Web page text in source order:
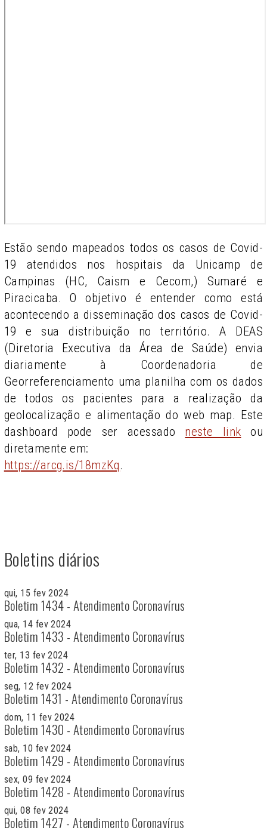
Estão sendo mapeados todos os casos de Covid-
19 atendidos nos hospitais da Unicamp de
Campinas (HC, Caism e Cecom,) Sumaré e
Piracicaba. O objetivo é entender como está
acontecendo a disseminação dos casos de Covid-
19 e sua distribuição no território. A DEAS
(Diretoria Executiva da Área de Saúde) envia
diariamente à Coordenadoria de
Georreferenciamento uma planilha com os dados
de todos os pacientes para a realização da
geolocalização e alimentação do web map. Este
dashboard pode ser acessado neste link ou
diretamente em:
https://arcg.is/18mzKq.
Boletins diários
qui, 15 fev 2024
Boletim 1434 - Atendimento Coronavírus
qua, 14 fev 2024
Boletim 1433 - Atendimento Coronavírus
ter, 13 fev 2024
Boletim 1432 - Atendimento Coronavírus
seg, 12 fev 2024
Boletim 1431 - Atendimento Coronavírus
dom, 11 fev 2024
Boletim 1430 - Atendimento Coronavírus
sab, 10 fev 2024
Boletim 1429 - Atendimento Coronavírus
sex, 09 fev 2024
Boletim 1428 - Atendimento Coronavírus
qui, 08 fev 2024
Boletim 1427 - Atendimento Coronavírus